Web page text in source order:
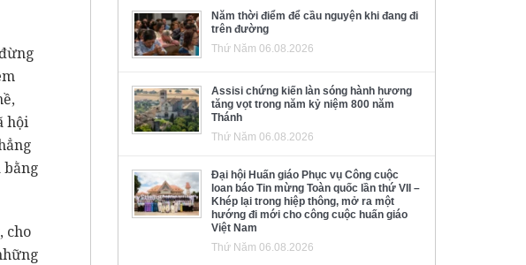
hội
bằng
cho
Năm thời điểm để cầu nguyện khi đang đi
trên đường
Thứ Năm 06.08.2026
Assisi chứng kiến làn sóng hành hương
tăng vọt trong năm kỷ niệm 800 năm
Thánh
Thứ Năm 06.08.2026
Đại hội Huấn giáo Phục vụ Công cuộc
loan báo Tin mừng Toàn quốc lần thứ VII –
Khép lại trong hiệp thông, mở ra một
hướng đi mới cho công cuộc huấn giáo
Việt Nam
Thứ Năm 06.08.2026